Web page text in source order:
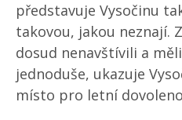
představuje Vysočinu
takovou, jakou neznají.
dosud nenavštívili a
jednoduše, ukazuje
místo pro letní